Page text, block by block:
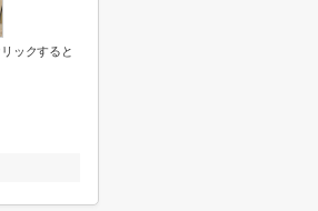
ックすると